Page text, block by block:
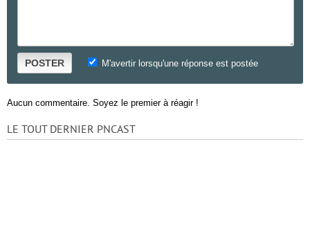
POSTER M'avertir lorsqu'une réponse est postée
Aucun commentaire. Soyez le premier à réagir !
LE TOUT DERNIER PNCAST